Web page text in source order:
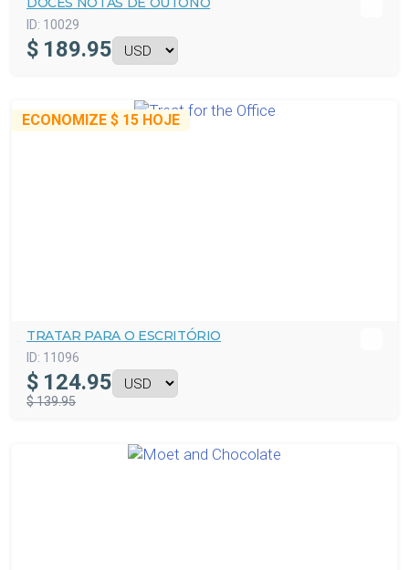
ID: 10029
$ 189.95
ECONOMIZE $ 15 HOJE
TRATAR PARA O ESCRITÓRIO
ID: 11096
$ 124.95
$ 139.95